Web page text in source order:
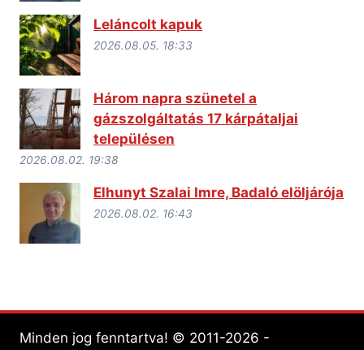
Leláncolt kapuk
2026.08.05. 18:33
Három napra szünetel a
gázszolgáltatás 17 kárpátaljai
településen
2026.08.02. 19:38
Elhunyt Szalai Imre, Badaló elöljárója
2026.08.02. 16:43
Minden jog fenntartva! © 2011-2026 -